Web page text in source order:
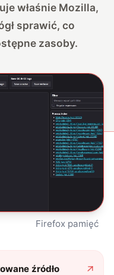
właśnie Mozilla,
sprawić, co
zasoby.
Firefox pamięć
źródło